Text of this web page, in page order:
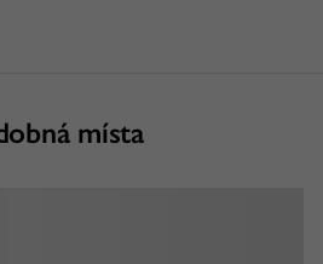
místa